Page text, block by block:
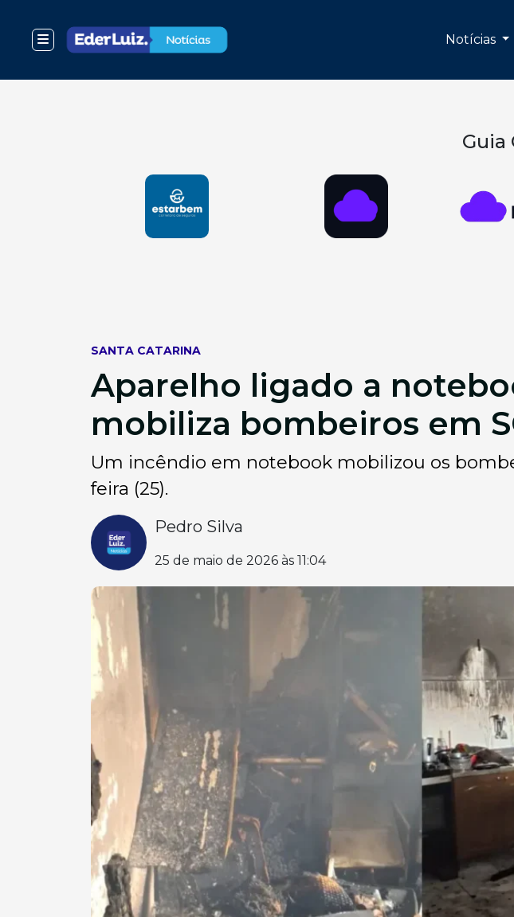
Notícias
Guia
SANTA CATARINA
Aparelho ligado a
mobiliza bombeiros em
Um incêndio em notebook mobilizou os
feira (25).
Pedro Silva
25 de maio de 2026 às 11:04